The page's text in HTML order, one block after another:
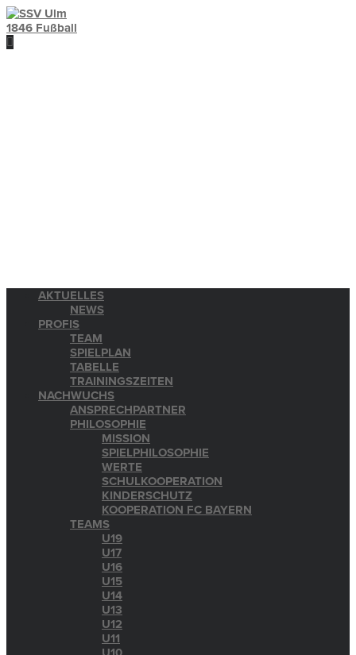
AKTUELLES
NEWS
PROFIS
TEAM
SPIELPLAN
TABELLE
TRAININGSZEITEN
NACHWUCHS
ANSPRECHPARTNER
PHILOSOPHIE
MISSION
SPIELPHILOSOPHIE
WERTE
SCHULKOOPERATION
KINDERSCHUTZ
KOOPERATION FC BAYERN
TEAMS
U19
U17
U16
U15
U14
U13
U12
U11